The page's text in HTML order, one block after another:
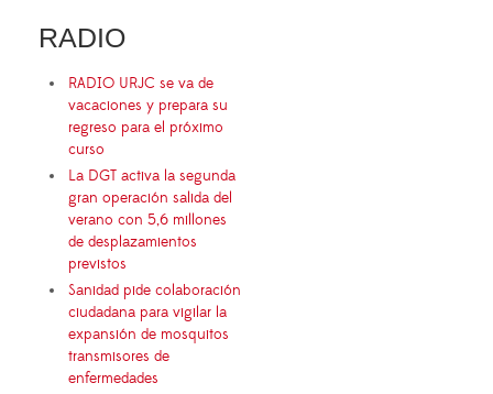
RADIO
RADIO URJC se va de
vacaciones y prepara su
regreso para el próximo
curso
La DGT activa la segunda
gran operación salida del
verano con 5,6 millones
de desplazamientos
previstos
Sanidad pide colaboración
ciudadana para vigilar la
expansión de mosquitos
transmisores de
enfermedades